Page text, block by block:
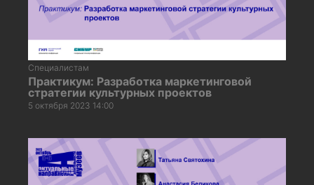
Специалистам
Практикум: Разработка маркетинговой
стратегии культурных проектов
5 октября 2023 14:00